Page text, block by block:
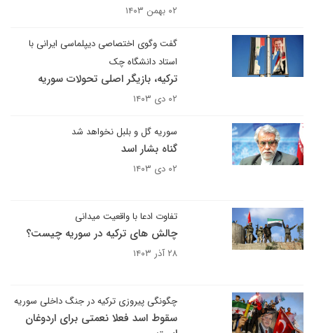
۰۲ بهمن ۱۴۰۳
گفت وگوی اختصاصی دیپلماسی ایرانی با
استاد دانشگاه چک
ترکیه، بازیگر اصلی تحولات سوریه
۰۲ دی ۱۴۰۳
سوریه گل و بلبل نخواهد شد
گناه بشار اسد
۰۲ دی ۱۴۰۳
تفاوت ادعا با واقعیت میدانی
چالش های ترکیه در سوریه چیست؟
۲۸ آذر ۱۴۰۳
چگونگی پیروزی ترکیه در جنگ داخلی سوریه
سقوط اسد فعلا نعمتی برای اردوغان